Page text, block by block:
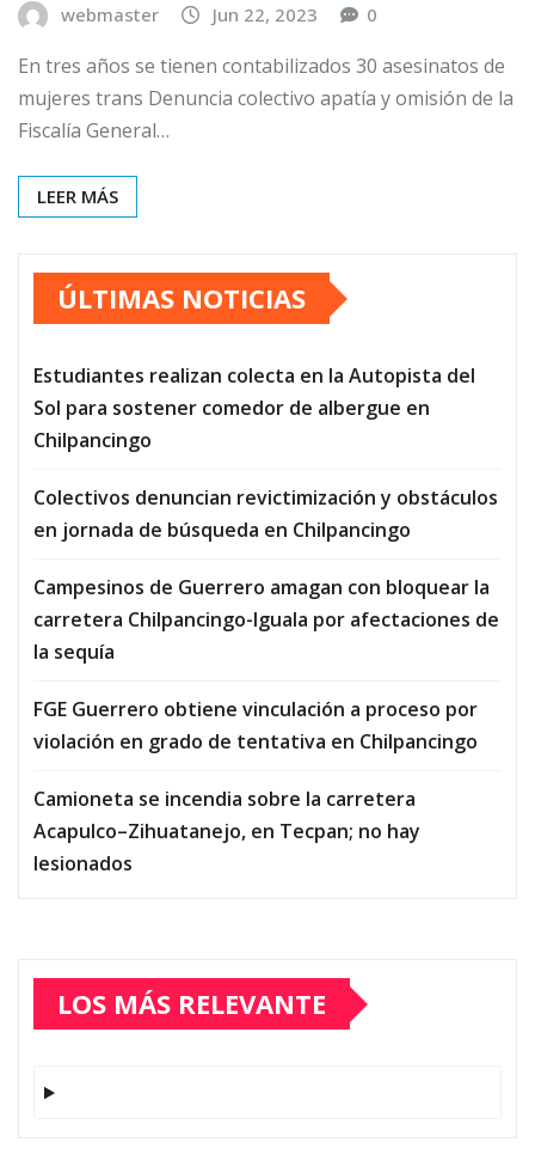
webmaster Jun 22, 2023 0
En tres años se tienen contabilizados 30 asesinatos de
mujeres trans Denuncia colectivo apatía y omisión de la
Fiscalía General…
LEER MÁS
ÚLTIMAS NOTICIAS
Estudiantes realizan colecta en la Autopista del
Sol para sostener comedor de albergue en
Chilpancingo
Colectivos denuncian revictimización y obstáculos
en jornada de búsqueda en Chilpancingo
Campesinos de Guerrero amagan con bloquear la
carretera Chilpancingo-Iguala por afectaciones de
la sequía
FGE Guerrero obtiene vinculación a proceso por
violación en grado de tentativa en Chilpancingo
Camioneta se incendia sobre la carretera
Acapulco–Zihuatanejo, en Tecpan; no hay
lesionados
LOS MÁS RELEVANTE